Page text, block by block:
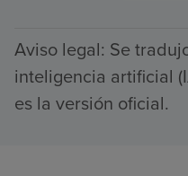
Aviso legal: Se
inteligencia artificial
es la versión oficial.